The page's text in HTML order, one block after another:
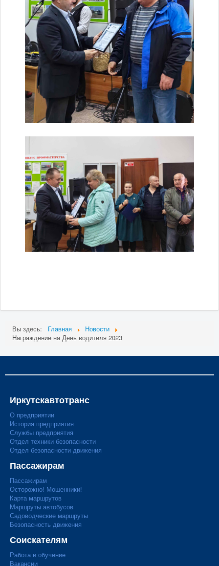
Вы здесь: Главная
Новости
Награждение на День водителя 2023
Иркутскавтотранс
О предприятии
История предприятия
Службы предприятия
Отдел техники безопасности
Отдел безопасности движения
Пассажирам
Пассажирам
Осторожно! Мошенники!
Карта маршрутов
Маршруты автобусов
Садоводческие маршруты
Безопасность движения
Соискателям
Работа и обучение
Вакансии